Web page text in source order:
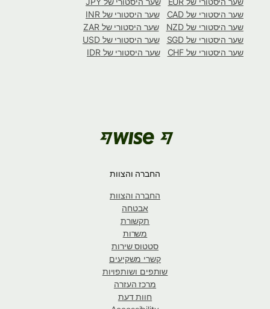
שער היסטורי של CAD
שער היסטורי של INR
שער היסטורי של NZD
שער היסטורי של ZAR
שער היסטורי של SGD
שער היסטורי של USD
שער היסטורי של CHF
שער היסטורי של IDR
החברה והצוות
החברה והצוות
אבטחה
תקשורת
משרות
סטטוס שירות
קשרי משקיעים
שותפים ושותפויות
מרכז העזרה
חוות דעת